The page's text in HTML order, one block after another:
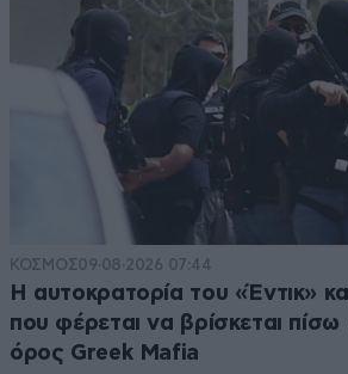
ΚΟΣΜΟΣ09·08·2026 07:44
Η αυτοκρατορία του «Έντικ»
που φέρεται να βρίσκεται πίσω
όρος Greek Mafia